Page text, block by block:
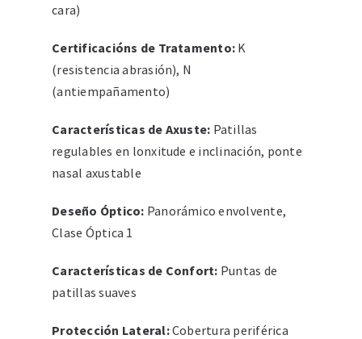
cara)
Certificacións de Tratamento: K
(resistencia abrasión), N
(antiempañamento)
Características de Axuste: Patillas
regulables en lonxitude e inclinación, ponte
nasal axustable
Deseño Óptico: Panorámico envolvente,
Clase Óptica 1
Características de Confort: Puntas de
patillas suaves
Protección Lateral:Cobertura periférica